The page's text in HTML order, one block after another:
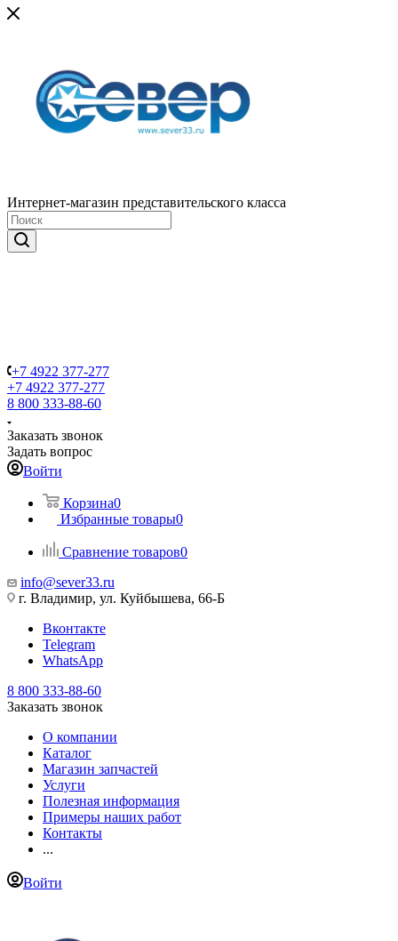
Интернет-магазин представительского класса
+7 4922 377-277
+7 4922 377-277
8 800 333-88-60
Заказать звонок
Задать вопрос
Войти
Корзина0
Избранные товары0
Сравнение товаров0
info@sever33.ru
г. Владимир, ул. Куйбышева, 66-Б
Вконтакте
Telegram
WhatsApp
8 800 333-88-60
Заказать звонок
О компании
Каталог
Магазин запчастей
Услуги
Полезная информация
Примеры наших работ
Контакты
...
Войти